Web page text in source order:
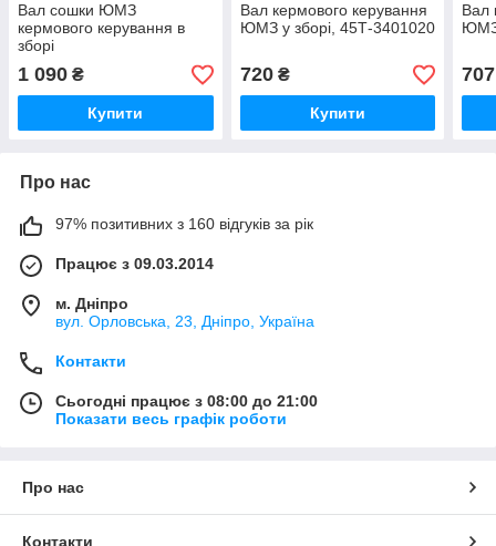
Вал сошки ЮМЗ
кермового керування в
зборі
1 090 ₴
Купити
Вал кермового керування
ЮМЗ у зборі, 45Т-3401020
720₴
Купити
Вал
ЮМЗ
707
Про нас
97% позитивних з 160 відгуків за рік
Працює з 09.03.2014
м. Дніпро
вул. Орловська, 23, Дніпро, Україна
Контакти
Сьогодні працює з 08:00 до 21:00
Показати весь графік роботи
Про нас
Контакти